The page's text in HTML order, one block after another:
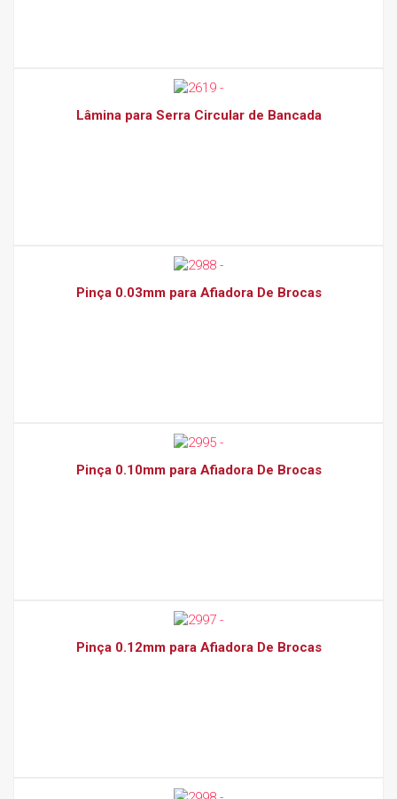
Lâmina para Serra Circular de Bancada
Pinça 0.03mm para Afiadora De Brocas
Pinça 0.10mm para Afiadora De Brocas
Pinça 0.12mm para Afiadora De Brocas